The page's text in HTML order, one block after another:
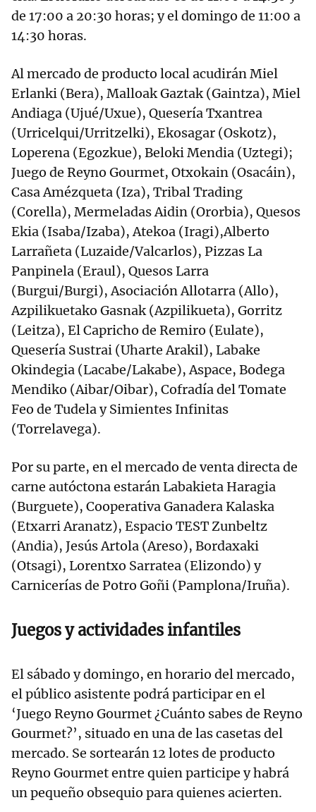
de 17:00 a 20:30 horas; y el domingo de 11:00 a
14:30 horas.
Al mercado de producto local acudirán Miel
Erlanki (Bera), Malloak Gaztak (Gaintza), Miel
Andiaga (Ujué/Uxue), Quesería Txantrea
(Urricelqui/Urritzelki), Ekosagar (Oskotz),
Loperena (Egozkue), Beloki Mendia (Uztegi);
Juego de Reyno Gourmet, Otxokain (Osacáin),
Casa Amézqueta (Iza), Tribal Trading
(Corella), Mermeladas Aidin (Ororbia), Quesos
Ekia (Isaba/Izaba), Atekoa (Iragi),Alberto
Larrañeta (Luzaide/Valcarlos), Pizzas La
Panpinela (Eraul), Quesos Larra
(Burgui/Burgi), Asociación Allotarra (Allo),
Azpilikuetako Gasnak (Azpilikueta), Gorritz
(Leitza), El Capricho de Remiro (Eulate),
Quesería Sustrai (Uharte Arakil), Labake
Okindegia (Lacabe/Lakabe), Aspace, Bodega
Mendiko (Aibar/Oibar), Cofradía del Tomate
Feo de Tudela y Simientes Infinitas
(Torrelavega).
Por su parte, en el mercado de venta directa de
carne autóctona estarán Labakieta Haragia
(Burguete), Cooperativa Ganadera Kalaska
(Etxarri Aranatz), Espacio TEST Zunbeltz
(Andia), Jesús Artola (Areso), Bordaxaki
(Otsagi), Lorentxo Sarratea (Elizondo) y
Carnicerías de Potro Goñi (Pamplona/Iruña).
Juegos y actividades infantiles
El sábado y domingo, en horario del mercado,
el público asistente podrá participar en el
‘Juego Reyno Gourmet ¿Cuánto sabes de Reyno
Gourmet?’, situado en una de las casetas del
mercado. Se sortearán 12 lotes de producto
Reyno Gourmet entre quien participe y habrá
un pequeño obsequio para quienes acierten.